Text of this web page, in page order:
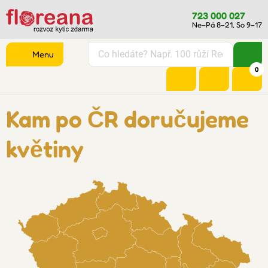
723 000 027
Ne–Pá 8–21, So 9–17
0
Menu
Kam po ČR doručujeme
květiny